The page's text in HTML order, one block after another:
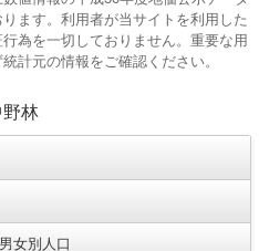
ます。利用者が当サイトを利用した
為を一切しておりません。重要な用
計元の情報をご確認ください。
林
女別人口